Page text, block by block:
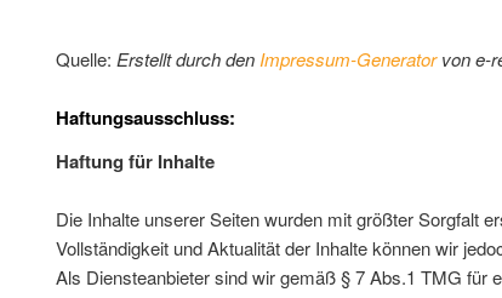
Quelle: Erstellt durch den Impressum-Generatorvon e-
Haftungsausschluss:
Haftung für Inhalte
Die Inhalte unserer Seiten wurden mit größter Sorgfalt
Vollständigkeit und Aktualität der Inhalte können wir
Als Diensteanbieter sind wir gemäß § 7 Abs.1 TMG für